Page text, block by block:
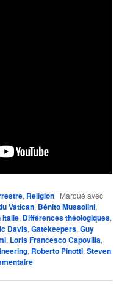
, Religion | Marqué avec
Vatican, Bénito Mussolini,
Italie, Différences théologiques,
Davis,Gatekeepers,Guy
, Loris Francesco Capovilla,
, Roberto Pinotti,Steven